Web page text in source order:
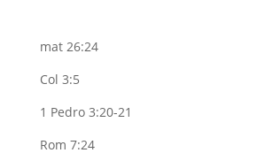
mat 26:24
Col 3:5
1 Pedro 3:20-21
Rom 7:24